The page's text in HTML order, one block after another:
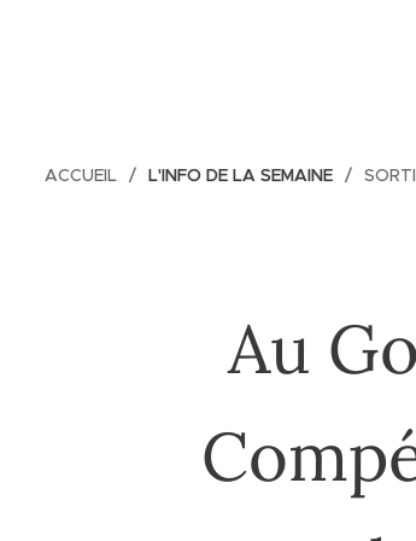
ACCUEIL L'INFO DE LA SEMAINE
Au